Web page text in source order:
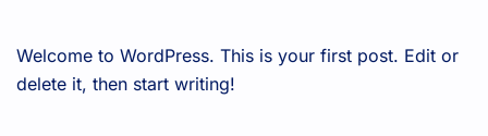
Welcome to WordPress. This is your first post. Edit or
delete it, then start writing!